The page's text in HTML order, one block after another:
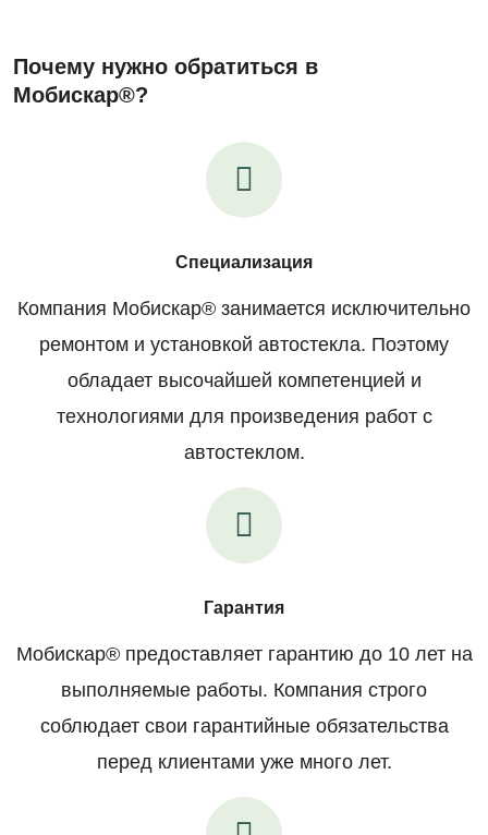
Почему нужно обратиться в
Мобискар®?
Специализация
Компания Мобискар® занимается исключительно
ремонтом и установкой автостекла. Поэтому
обладает высочайшей компетенцией и
технологиями для произведения работ с
автостеклом.
Гарантия
Мобискар® предоставляет гарантию до 10 лет на
выполняемые работы. Компания строго
соблюдает свои гарантийные обязательства
перед клиентами уже много лет.